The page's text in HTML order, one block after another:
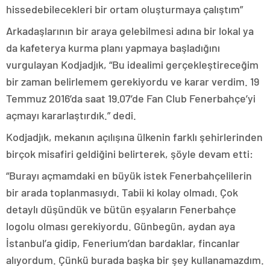
hissedebilecekleri bir ortam oluşturmaya çalıştım”
Arkadaşlarının bir araya gelebilmesi adına bir lokal ya
da kafeterya kurma planı yapmaya başladığını
vurgulayan Kodjadjık, “Bu idealimi gerçekleştireceğim
bir zaman belirlemem gerekiyordu ve karar verdim. 19
Temmuz 2016’da saat 19.07’de Fan Club Fenerbahçe’yi
açmayı kararlaştırdık.” dedi.
Kodjadjık, mekanın açılışına ülkenin farklı şehirlerinden
birçok misafiri geldiğini belirterek, şöyle devam etti:
“Burayı açmamdaki en büyük istek Fenerbahçelilerin
bir arada toplanmasıydı. Tabii ki kolay olmadı. Çok
detaylı düşündük ve bütün eşyaların Fenerbahçe
logolu olması gerekiyordu. Günbegün, aydan aya
İstanbul’a gidip, Fenerium’dan bardaklar, fincanlar
alıyordum. Çünkü burada başka bir şey kullanamazdım.